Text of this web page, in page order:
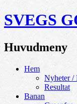
SVEGS
Huvudmeny
HoppaHem
Nyheter /
Resultat
Banan